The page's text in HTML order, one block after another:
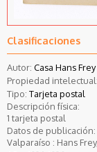
Clasificaciones
Autor: Casa Hans
Propiedad intelectual:
Tipo: Tarjeta postal
Descripción física:
1 tarjeta postal
Datos de publicación:
Valparaíso : Hans